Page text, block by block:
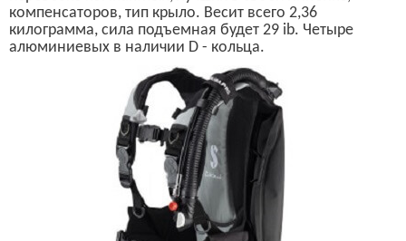
компенсаторов, тип крыло. Весит всего 2,36
килограмма, сила подъемная будет 29 ib. Четыре
алюминиевых в наличии D - кольца.